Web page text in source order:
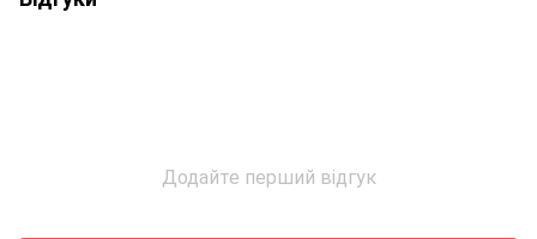
Додайте перший відгук